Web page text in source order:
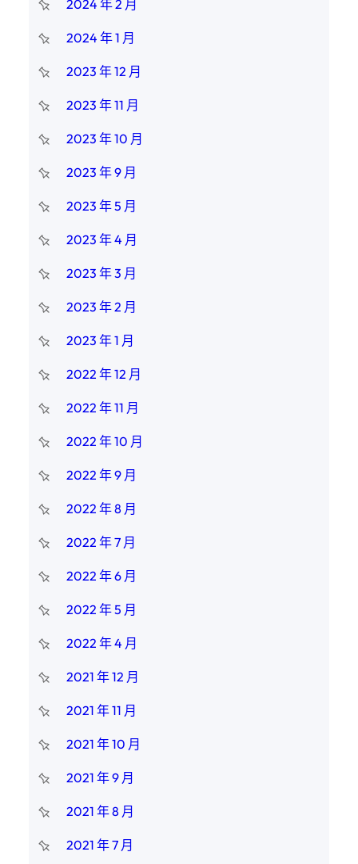
2024 年 2 月
2024 年 1 月
2023 年 12 月
2023 年 11 月
2023 年 10 月
2023 年 9 月
2023 年 5 月
2023 年 4 月
2023 年 3 月
2023 年 2 月
2023 年 1 月
2022 年 12 月
2022 年 11 月
2022 年 10 月
2022 年 9 月
2022 年 8 月
2022 年 7 月
2022 年 6 月
2022 年 5 月
2022 年 4 月
2021 年 12 月
2021 年 11 月
2021 年 10 月
2021 年 9 月
2021 年 8 月
2021 年 7 月